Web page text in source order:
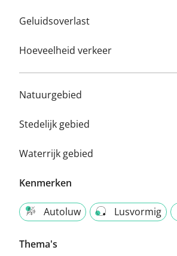
Geluidsoverlast
Hoeveelheid verkeer
Natuurgebied
Stedelijk gebied
Waterrijk gebied
Kenmerken
Autoluw Lusvormig
Thema's